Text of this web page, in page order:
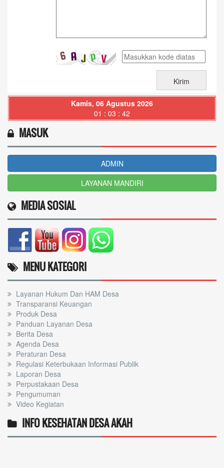
Kamis, 06 Agustus 2026
01 : 03 : 43
MASUK
ADMIN
LAYANAN MANDIRI
MEDIA SOSIAL
MENU KATEGORI
Layanan Hukum Dan HAM Desa
Transparansi Keuangan
Produk Desa
Panduan Layanan Desa
Berita Desa
Agenda Desa
Peraturan Desa
Regulasi Keterbukaan Informasi Publik
Laporan Desa
Perpustakaan Desa
Pengumuman
Video Kegiatan
INFO KESEHATAN DESA AKAH